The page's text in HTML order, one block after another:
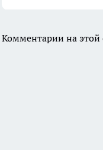
Комментарии на